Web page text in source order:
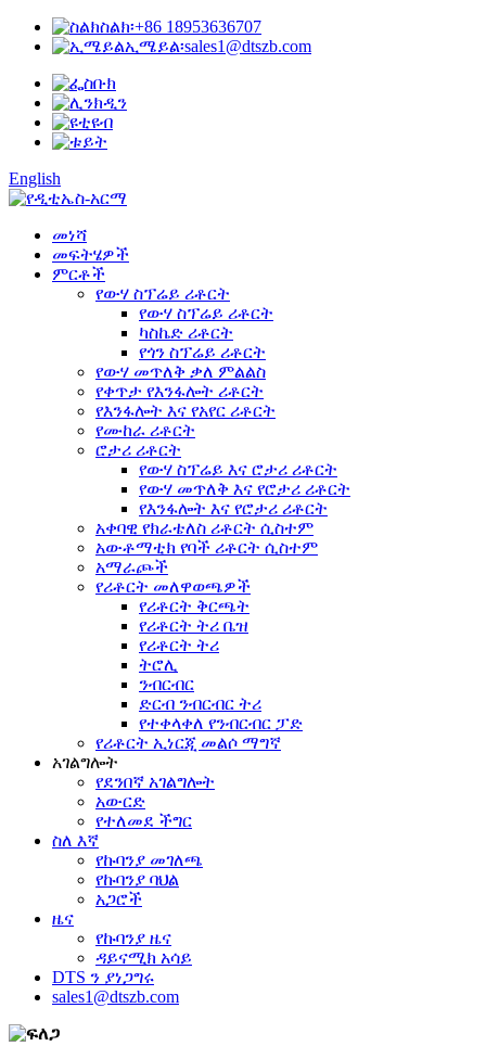
ስልክ፡+86 18953636707
ኢሜይል፡sales1@dtszb.com
English
መነሻ
መፍትሄዎች
ምርቶች
የውሃ ስፕሬይ ሪቶርት
የውሃ ስፕሬይ ሪቶርት
ካስኬድ ሪቶርት
የጎን ስፕሬይ ሪቶርት
የውሃ መጥለቅ ቃለ ምልልስ
የቀጥታ የእንፋሎት ሪቶርት
የእንፋሎት እና የአየር ሪቶርት
የሙከራ ሪቶርት
ሮታሪ ሪቶርት
የውሃ ስፕሬይ እና ሮታሪ ሪቶርት
የውሃ መጥለቅ እና የሮታሪ ሪቶርት
የእንፋሎት እና የሮታሪ ሪቶርት
አቀባዊ የክራቴለስ ሪቶርት ሲስተም
አውቶማቲክ የባች ሪቶርት ሲስተም
አማራጮች
የሪቶርት መለዋወጫዎች
የሪቶርት ቅርጫት
የሪቶርት ትሪ ቤዝ
የሪቶርት ትሪ
ትሮሊ
ንብርብር
ድርብ ንብርብር ትሪ
የተቀላቀለ የንብርብር ፓድ
የሪቶርት ኢነርጂ መልሶ ማግኛ
አገልግሎት
የደንበኛ አገልግሎት
አውርድ
የተለመደ ችግር
ስለ እኛ
የኩባንያ መገለጫ
የኩባንያ ባህል
አጋሮች
ዜና
የኩባንያ ዜና
ዳይናሚክ አሳይ
DTS ን ያነጋግሩ
sales1@dtszb.com